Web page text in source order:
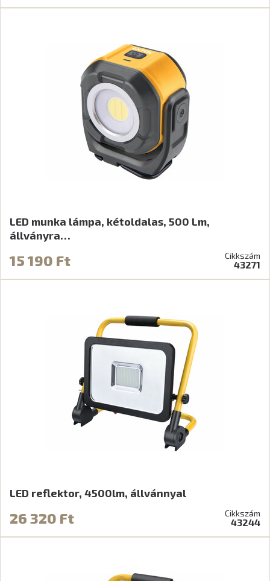
LED munka lámpa, kétoldalas, 500 Lm,
állványra…
15 190 Ft Cikkszám
43271
LED reflektor, 4500lm, állvánnyal
26 320 Ft Cikkszám
43244